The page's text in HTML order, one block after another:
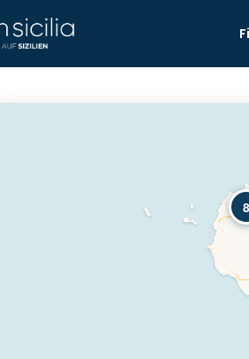
8